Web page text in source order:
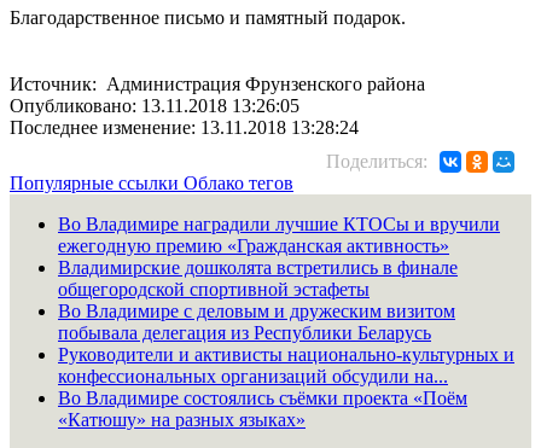
Благодарственное письмо и памятный подарок.
Источник: Администрация Фрунзенского района
Опубликовано: 13.11.2018 13:26:05
Последнее изменение: 13.11.2018 13:28:24
Поделиться:
Популярные ссылки Облако тегов
Во Владимире наградили лучшие КТОСы и вручили
ежегодную премию «Гражданская активность»
Владимирские дошколята встретились в финале
общегородской спортивной эстафеты
Во Владимире с деловым и дружеским визитом
побывала делегация из Республики Беларусь
Руководители и активисты национально-культурных и
конфессиональных организаций обсудили на...
Во Владимире состоялись съёмки проекта «Поём
«Катюшу» на разных языках»